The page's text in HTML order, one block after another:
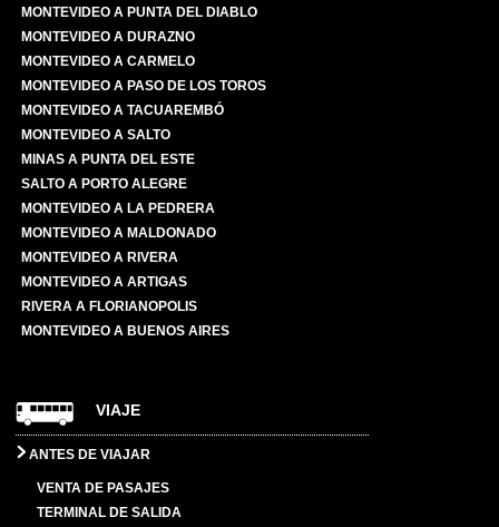
MONTEVIDEO A PUNTA DEL DIABLO
MONTEVIDEO A DURAZNO
MONTEVIDEO A CARMELO
MONTEVIDEO A PASO DE LOS TOROS
MONTEVIDEO A TACUAREMBÓ
MONTEVIDEO A SALTO
MINAS A PUNTA DEL ESTE
SALTO A PORTO ALEGRE
MONTEVIDEO A LA PEDRERA
MONTEVIDEO A MALDONADO
MONTEVIDEO A RIVERA
MONTEVIDEO A ARTIGAS
RIVERA A FLORIANOPOLIS
MONTEVIDEO A BUENOS AIRES
VIAJE
ANTES DE VIAJAR
VENTA DE PASAJES
TERMINAL DE SALIDA